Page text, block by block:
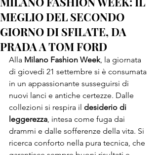
MEGLIO DEL SECONDO
GIORNO DI SFILATE, DA
PRADA A TOM FORD
Alla Milano Fashion Week, la giornata
di giovedì 21 settembre si è consumata
in un appassionante susseguirsi di
nuovi lanci e antiche certezze. Dalle
collezioni si respira il desiderio di
leggerezza, intesa come fuga dai
drammi e dalle sofferenze della vita. Si
ricerca conforto nella pura tecnica, che